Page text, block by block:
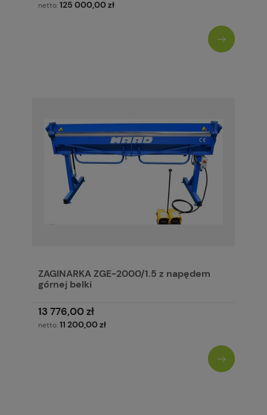
netto:125 000,00 zł
ZAGINARKA ZGE-2000/1.5 z napędem
górnej belki
13 776,00 zł
netto:11 200,00 zł